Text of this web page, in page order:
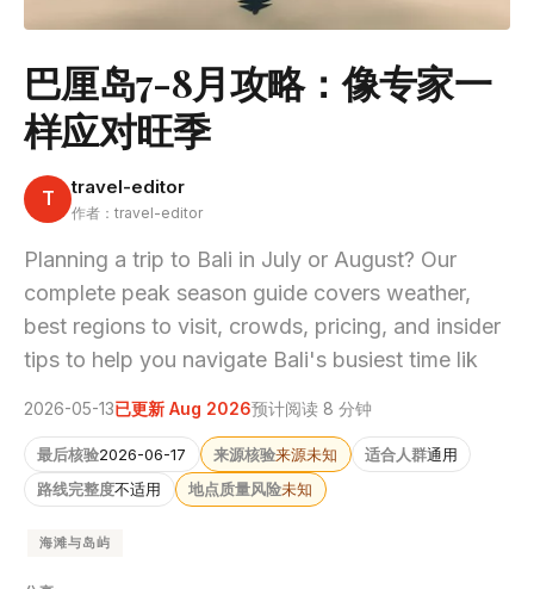
巴厘岛7-8月攻略：像专家一
样应对旺季
T travel-editor
作者：travel-editor
Planning a trip to Bali in July or August? Our
complete peak season guide covers weather,
best regions to visit, crowds, pricing, and insider
tips to help you navigate Bali's busiest time lik
2026-05-13已更新 Aug 2026预计阅读 8 分钟
最后核验2026-06-17 来源核验来源未知 适合人群通用
路线完整度不适用 地点质量风险未知
海滩与岛屿